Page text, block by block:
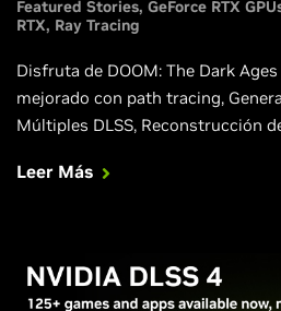
Featured Stories GeForce RTX
RTX Ray Tracing
Disfruta de DOOM: The Dark
mejorado con path tracing,
Múltiples DLSS, Reconstrucción
Leer Más